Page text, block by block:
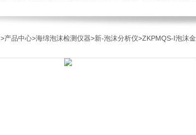
>产品中心>海绵泡沫检测仪器>新-泡沫分析仪>ZKPMQS-I泡沫